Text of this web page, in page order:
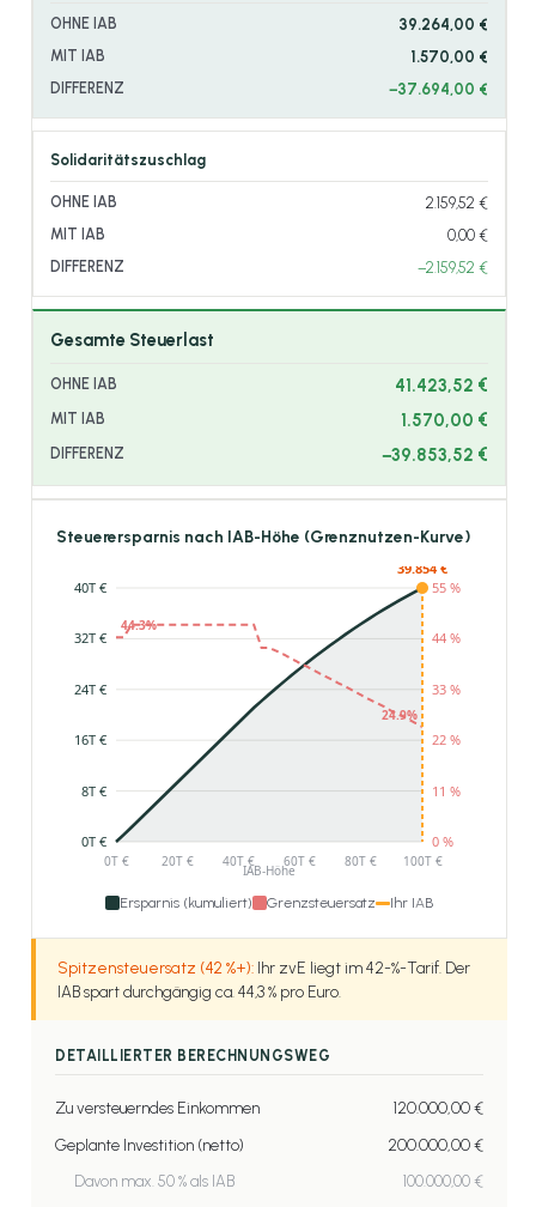
39.264,00 €
1.570,00 €
−37.694,00 €
Solidaritätszuschlag
2.159,52 €
0,00 €
−2.159,52 €
Gesamte Steuerlast
41.423,52 €
1.570,00 €
−39.853,52 €
Steuerersparnis nach IAB-Höhe (Grenznutzen-Kurve)
Ersparnis (kumuliert) Grenzsteuersatz Ihr IAB
Spitzensteuersatz (42 %+): Ihr zvE liegt im 42-%-Tarif. Der
IAB spart durchgängig ca. 44,3 % pro Euro.
DETAILLIERTER BERECHNUNGSWEG
Zu versteuerndes Einkommen
120.000,00 €
Geplante Investition (netto)
200.000,00 €
Davon max. 50 % als IAB
100.000,00 €